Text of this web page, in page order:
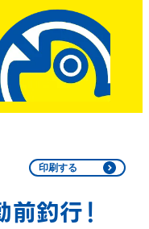
印刷する
前釣行！